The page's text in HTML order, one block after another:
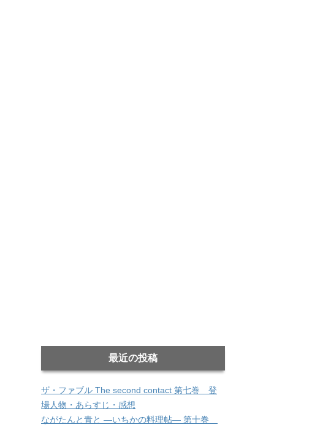
最近の投稿
ザ・ファブル The second contact 第七巻 登
場人物・あらすじ・感想
ながたんと青と ―いちかの料理帖― 第十巻